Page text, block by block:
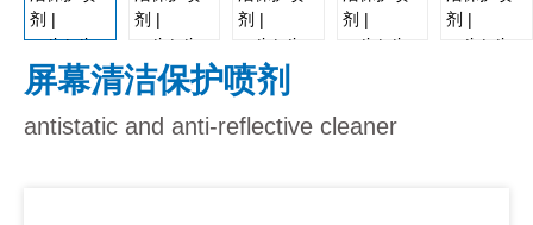
屏幕清洁保护喷剂
antistatic and anti-reflective cleaner